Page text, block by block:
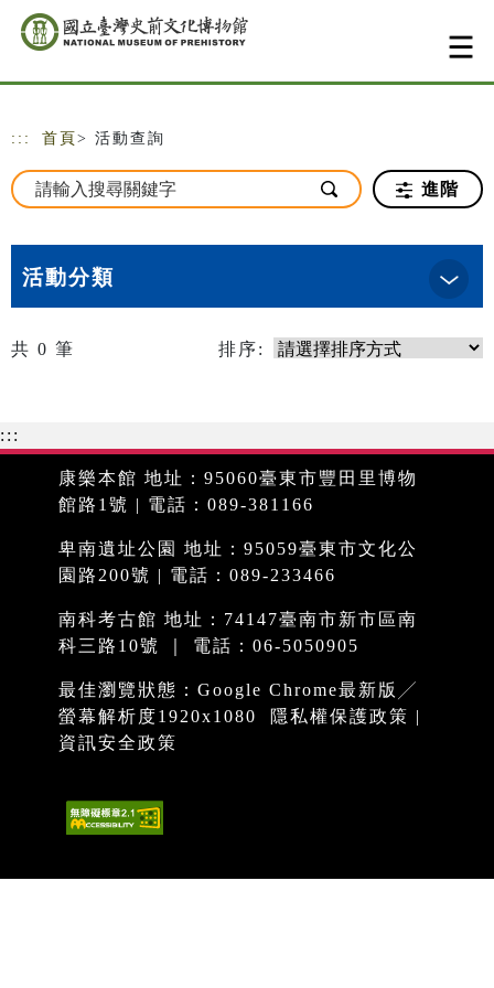
跳到主要內容
網站導覽
::: 首頁 > 活動查詢
進階
活動分類
共 0 筆 排序:
:::
康樂本館 地址：95060臺東市豐田里博物
館路1號 | 電話：089-381166
卑南遺址公園 地址：95059臺東市文化公
園路200號 | 電話：089-233466
南科考古館 地址：74147臺南市新市區南
科三路10號 ｜ 電話：06-5050905
最佳瀏覽狀態：Google Chrome最新版╱
螢幕解析度1920x1080
隱私權保護政策 |
資訊安全政策